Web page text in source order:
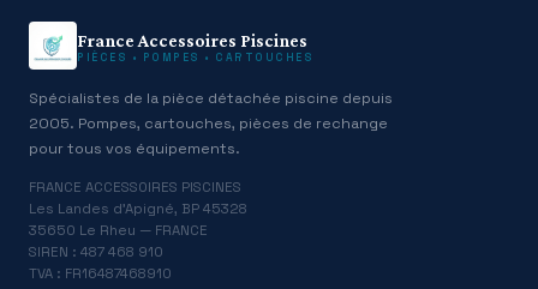
France Accessoires Piscines
PIÈCES • POMPES • CARTOUCHES
Spécialistes de la pièce détachée piscine depuis
2005. Pompes, cartouches, pièces de rechange
pour tous vos équipements.
FRANCE ACCESSOIRES PISCINES
Les Landes d’Apigné, BP 45328
35650 Le Rheu — FRANCE
SIREN : 487 468 910
TVA : FR16487468910